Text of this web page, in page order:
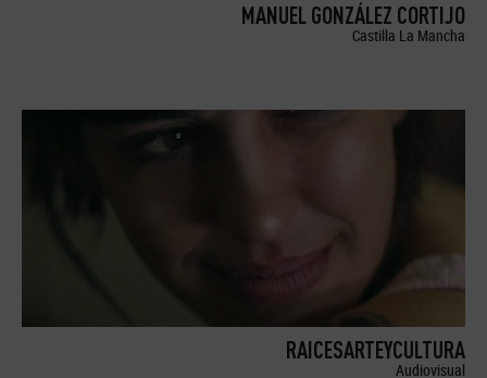
MANUEL GONZÁLEZ CORTIJO
Castilla La Mancha
RAICESARTEYCULTURA
Audiovisual